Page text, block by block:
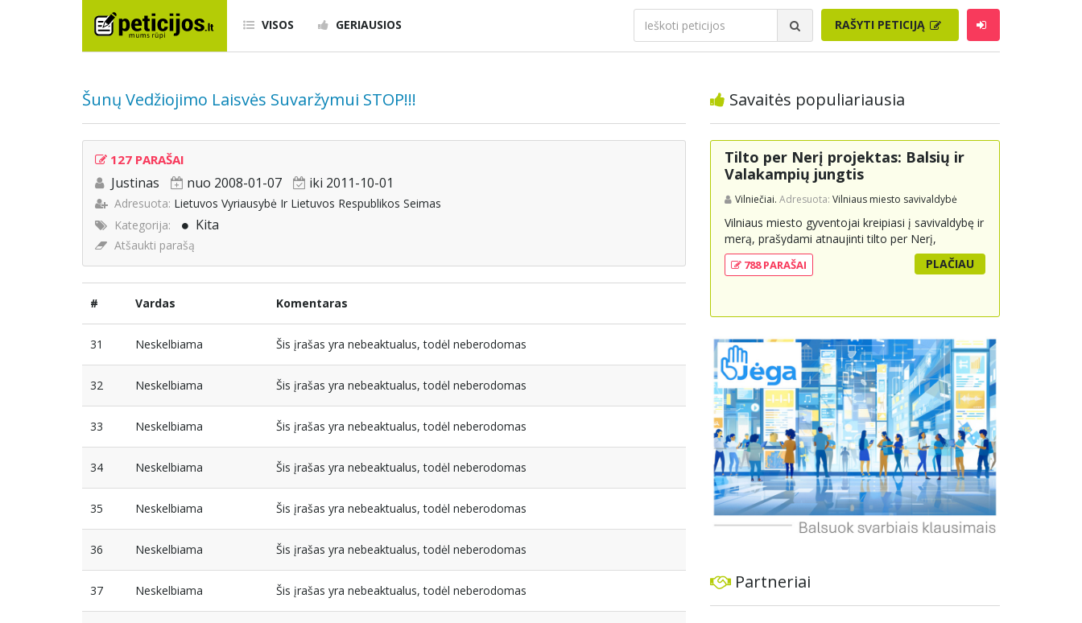
VISOS GERIAUSIOS RAŠYTI PETICIJĄ
Šunų Vedžiojimo Laisvės Suvaržymui STOP!!!
127 PARAŠAI
Justinas nuo 2008-01-07 iki 2011-10-01
Adresuota: Lietuvos Vyriausybė Ir Lietuvos Respublikos Seimas
Kategorija:
Kita
Atšaukti parašą
# Vardas Komentaras
31 Neskelbiama Šis įrašas yra nebeaktualus, todėl neberodomas
32 Neskelbiama Šis įrašas yra nebeaktualus, todėl neberodomas
33 Neskelbiama Šis įrašas yra nebeaktualus, todėl neberodomas
34 Neskelbiama Šis įrašas yra nebeaktualus, todėl neberodomas
35 Neskelbiama Šis įrašas yra nebeaktualus, todėl neberodomas
36 Neskelbiama Šis įrašas yra nebeaktualus, todėl neberodomas
37 Neskelbiama Šis įrašas yra nebeaktualus, todėl neberodomas
Savaitės populiariausia
Tilto per Nerį projektas: Balsių ir
Valakampių jungtis
Vilniečiai. Adresuota: Vilniaus miesto savivaldybė
Vilniaus miesto gyventojai kreipiasi į savivaldybę ir
merą, prašydami atnaujinti tilto per Nerį,
jungiančio Balsių ir Valakampių kryptis, projektą ir
įtraukti jį į miesto strateginius susisiekimo planus.
plėtrą bei darnų judumą, suteikdamas daugiau
susisiekimo galimybių tiek automobiliams, tiek
viešajam transportui, pėstiesiems ir
dviratininkams. Gyventojai ragina atlikti techninę,
ekonominę ir transporto analizę, organizuoti
viešas konsultacijas ir integruoti projektą į
ilgalaikius miesto planus, siekiant užtikrinti
transporto sistemos patikimumą ir prisitaikymą
prie sparčiai augančio miesto poreikių.
788 PARAŠAI PLAČIAU
Partneriai